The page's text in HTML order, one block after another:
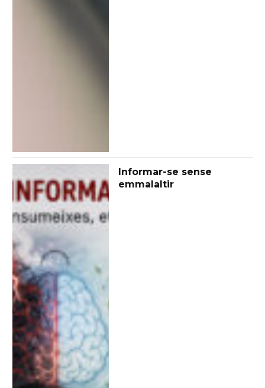
Informar-se sense
emmalaltir